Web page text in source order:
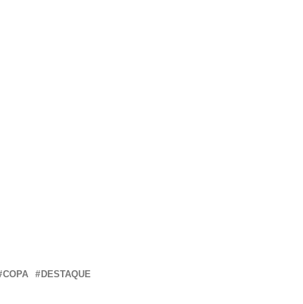
COPA
DESTAQUE